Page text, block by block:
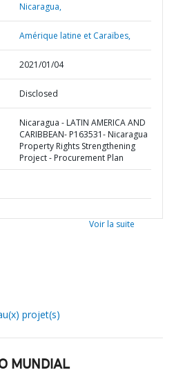
Nicaragua,
Amérique latine et Caraïbes,
2021/01/04
Disclosed
Nicaragua - LATIN AMERICA AND
CARIBBEAN- P163531- Nicaragua
Property Rights Strengthening
Project - Procurement Plan
Voir la suite
projet(s)
MUNDIAL